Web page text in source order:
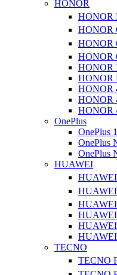
HONOR
HONOR
HONOR
HONOR
HONOR
HONOR
HONOR
HONOR
HONOR
HONOR
OnePlus
OnePlus
OnePlus
OnePlus
HUAWEI
HUAWEI
HUAWEI
HUAWEI
HUAWEI
HUAWEI
TECNO
TECNO